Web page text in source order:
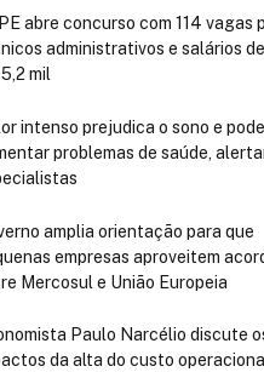
abre concurso com 114 vagas
administrativos e salários
mil
intenso prejudica o sono e pode
problemas de saúde,
amplia orientação para que
empresas aproveitem
Mercosul e União Europeia
Paulo Narcélio discute
da alta do custo